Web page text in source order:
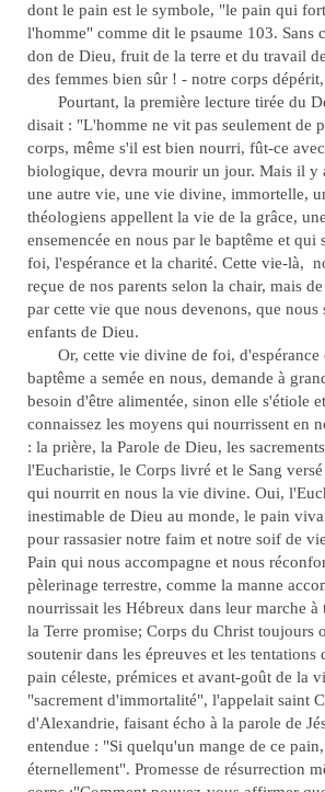
dont le pain est le symbole, "le pain qui
l'homme" comme dit le psaume 103. Sans
don de Dieu, fruit de la terre et du travail
des femmes bien sûr ! - notre corps
Pourtant, la première lecture tirée du
disait : "L'homme ne vit pas seulement de
corps, même s'il est bien nourri, fût-ce
biologique, devra mourir un jour. Mais il y
une autre vie, une vie divine, immortelle,
théologiens appellent la vie de la grâce,
ensemencée en nous par le baptême et qui
foi, l'espérance et la charité. Cette vie-là,
reçue de nos parents selon la chair, mais
par cette vie que nous devenons, que nous
enfants de Dieu.
Or, cette vie divine de foi, d'espérance
baptême a semée en nous, demande à
besoin d'être alimentée, sinon elle s'étiole
connaissez les moyens qui nourrissent en
: la prière, la Parole de Dieu, les
l'Eucharistie, le Corps livré et le Sang
qui nourrit en nous la vie divine. Oui,
inestimable de Dieu au monde, le pain
pour rassasier notre faim et notre soif de
Pain qui nous accompagne et nous
pèlerinage terrestre, comme la manne
nourrissait les Hébreux dans leur marche à
la Terre promise; Corps du Christ toujours
soutenir dans les épreuves et les tentations
pain céleste, prémices et avant-goût de la
"sacrement d'immortalité", l'appelait saint
d'Alexandrie, faisant écho à la parole de
entendue : "Si quelqu'un mange de ce
éternellement". Promesse de résurrection